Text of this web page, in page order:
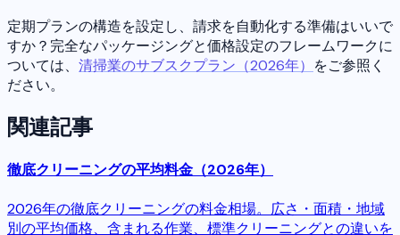
定期プランの構造を設定し、請求を自動化する準備はいいで
すか？完全なパッケージングと価格設定のフレームワークに
ついては、 清掃業のサブスクプラン（2026年） をご参照く
ださい。
関連記事
徹底クリーニングの平均料金（2026年）
2026年の徹底クリーニングの料金相場。広さ・面積・地域
別の平均価格、含まれる作業、標準クリーニングとの違いを